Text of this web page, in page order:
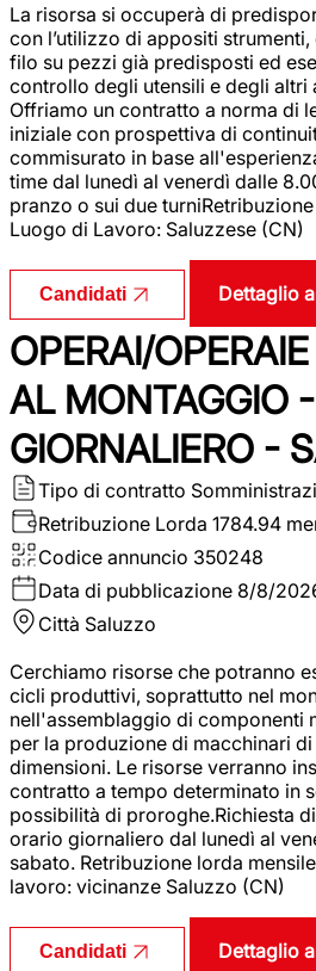
La risorsa si occuperà di
con l’utilizzo di appositi
filo su pezzi già predisposti ed
controllo degli utensili e degli altri
Offriamo un contratto a norma di
iniziale con prospettiva di
commisurato in base
time dal lunedì al venerdì dalle
pranzo o sui due
Luogo di Lavoro: Saluzzese (CN)
Candidati Dettaglio
OPERAI/
AL MONTAGGIO -
GIORNALIERO -
Tipo di contratto
Retribuzione Lorda 1784.94
Codice annuncio 350248
Data di pubblicazione 8/8/
Città Saluzzo
Cerchiamo risorse che potranno
cicli produttivi, soprattutto nel
nell'assemblaggio di componenti
per la produzione di macchinari
dimensioni. Le risorse verranno
contratto a tempo determinato in
possibilità di proroghe.Richiesta
orario giornaliero dal lunedì al
sabato. Retribuzione lorda
lavoro: vicinanze Saluzzo (CN)
Candidati Dettaglio